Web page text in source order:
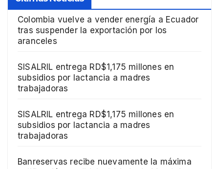
Colombia vuelve a vender energía a Ecuador
tras suspender la exportación por los
aranceles
SISALRIL entrega RD$1,175 millones en
subsidios por lactancia a madres
trabajadoras
SISALRIL entrega RD$1,175 millones en
subsidios por lactancia a madres
trabajadoras
Banreservas recibe nuevamente la máxima